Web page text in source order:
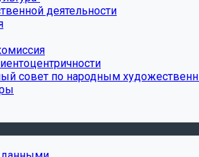
деятельности
совет по народным